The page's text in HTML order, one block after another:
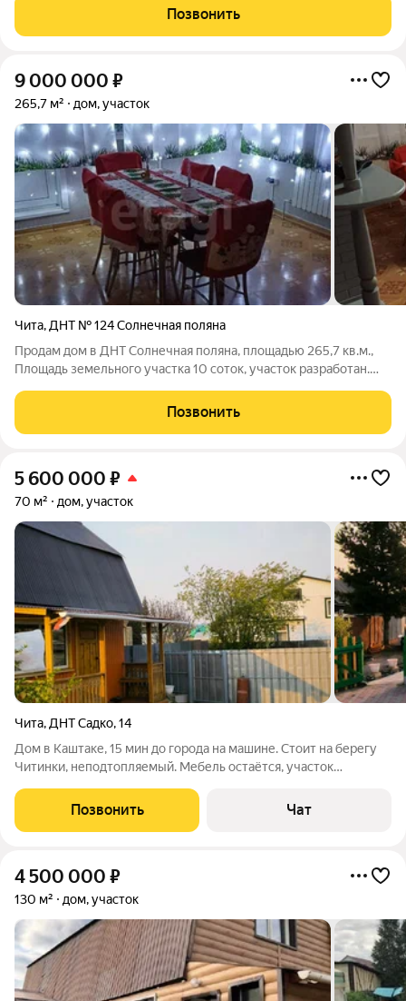
делает его удобным для семейного проживания. Общая
площадь дома составляет 61 кв.
Позвонить
9 000 000 ₽
265,7 м² дом, участок
Чита, ДНТ № 124 Солнечная поляна
Продам дом в ДНТ Солнечная поляна, площадью 265,7 кв.м.,
Площадь земельного участка 10 соток, участок разработан.
полу ламинат. В доме есть 2 санузла, душевая кабина, ванна.
Большие,
Позвонить
5 600 000 ₽
70 м² дом, участок
Чита, ДНТ Садко,14
Дом в Каштаке, 15 мин до города на машине. Стоит на берегу
Читинки, неподтопляемый. Мебель остаётся, участок
Позвонить Чат
4 500 000 ₽
130 м² дом, участок